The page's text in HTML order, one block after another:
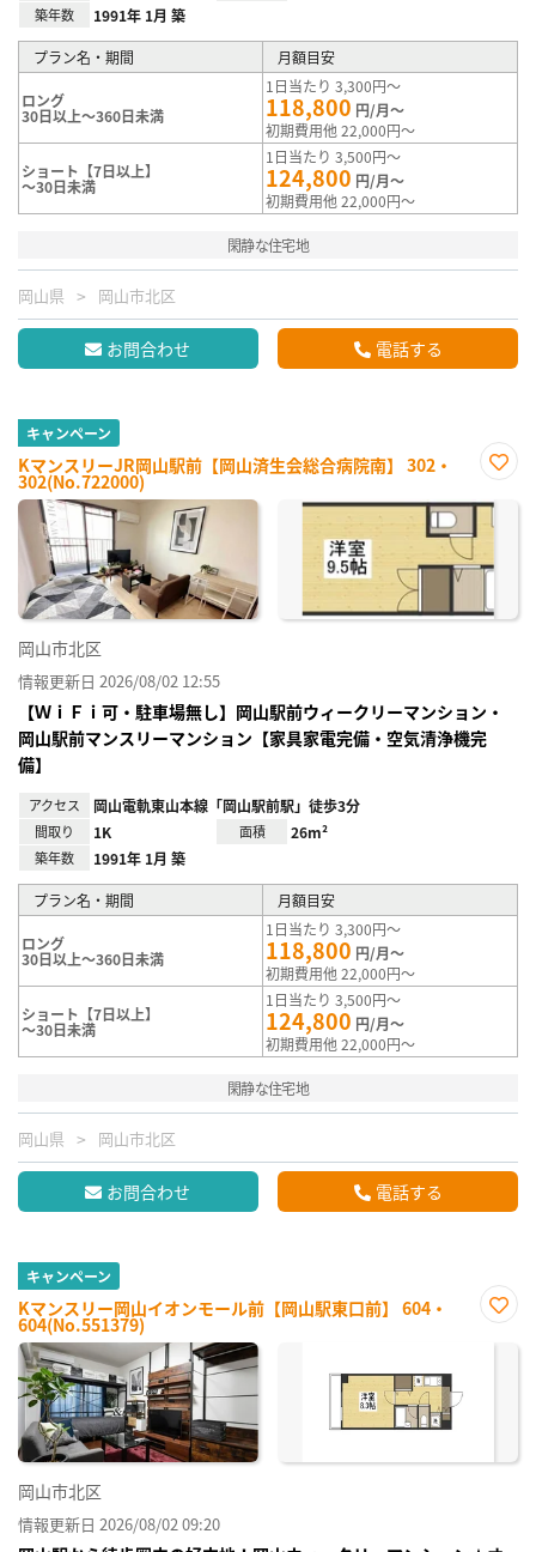
築年数 1991年 1月 築
プラン名・期間 月額目安
ロング
30日以上～360日未満
1日当たり 3,300円～
118,800 円/月～
初期費用他 22,000円～
ショート【7日以上】
～30日未満
1日当たり 3,500円～
124,800 円/月～
初期費用他 22,000円～
閑静な住宅地
岡山県 岡山市北区
お問合わせ 電話する
キャンペーン
KマンスリーJR岡山駅前【岡山済生会総合病院南】 302・
302(No.722000)
に入
り登
岡山市北区
情報更新日 2026/08/02 12:55
【ＷｉＦｉ可・駐車場無し】岡山駅前ウィークリーマンション・
岡山駅前マンスリーマンション【家具家電完備・空気清浄機完
備】
アクセス 岡山電軌東山本線「岡山駅前駅」徒歩3分
間取り 1K 面積 26m²
築年数 1991年 1月 築
プラン名・期間 月額目安
ロング
30日以上～360日未満
1日当たり 3,300円～
118,800 円/月～
初期費用他 22,000円～
ショート【7日以上】
～30日未満
1日当たり 3,500円～
124,800 円/月～
初期費用他 22,000円～
閑静な住宅地
岡山県 岡山市北区
お問合わせ 電話する
キャンペーン
Kマンスリー岡山イオンモール前【岡山駅東口前】 604・
604(No.551379)
に入
岡山市北区
情報更新日 2026/08/02 09:20